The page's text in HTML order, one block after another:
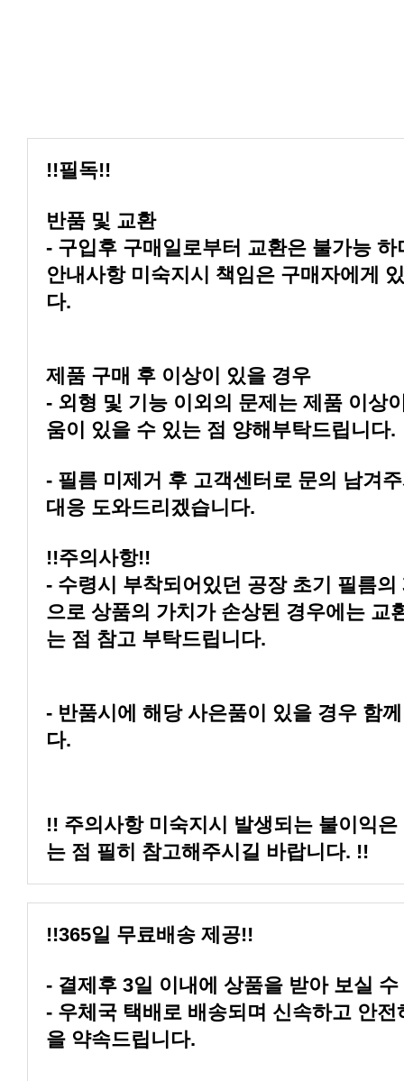
!!필독!!
반품 및 교환
다.
제품 구매 후 이상이 있을 경우
움이 있을 수 있는 점 양해부탁드립니다.
대응 도와드리겠습니다.
!!주의사항!!
는 점 참고 부탁드립니다.
다.
는 점 필히 참고해주시길 바랍니다. !!
!!365일 무료배송 제공!!
- 결제후 3일 이내에 상품을 받아 보실
을 약속드립니다.